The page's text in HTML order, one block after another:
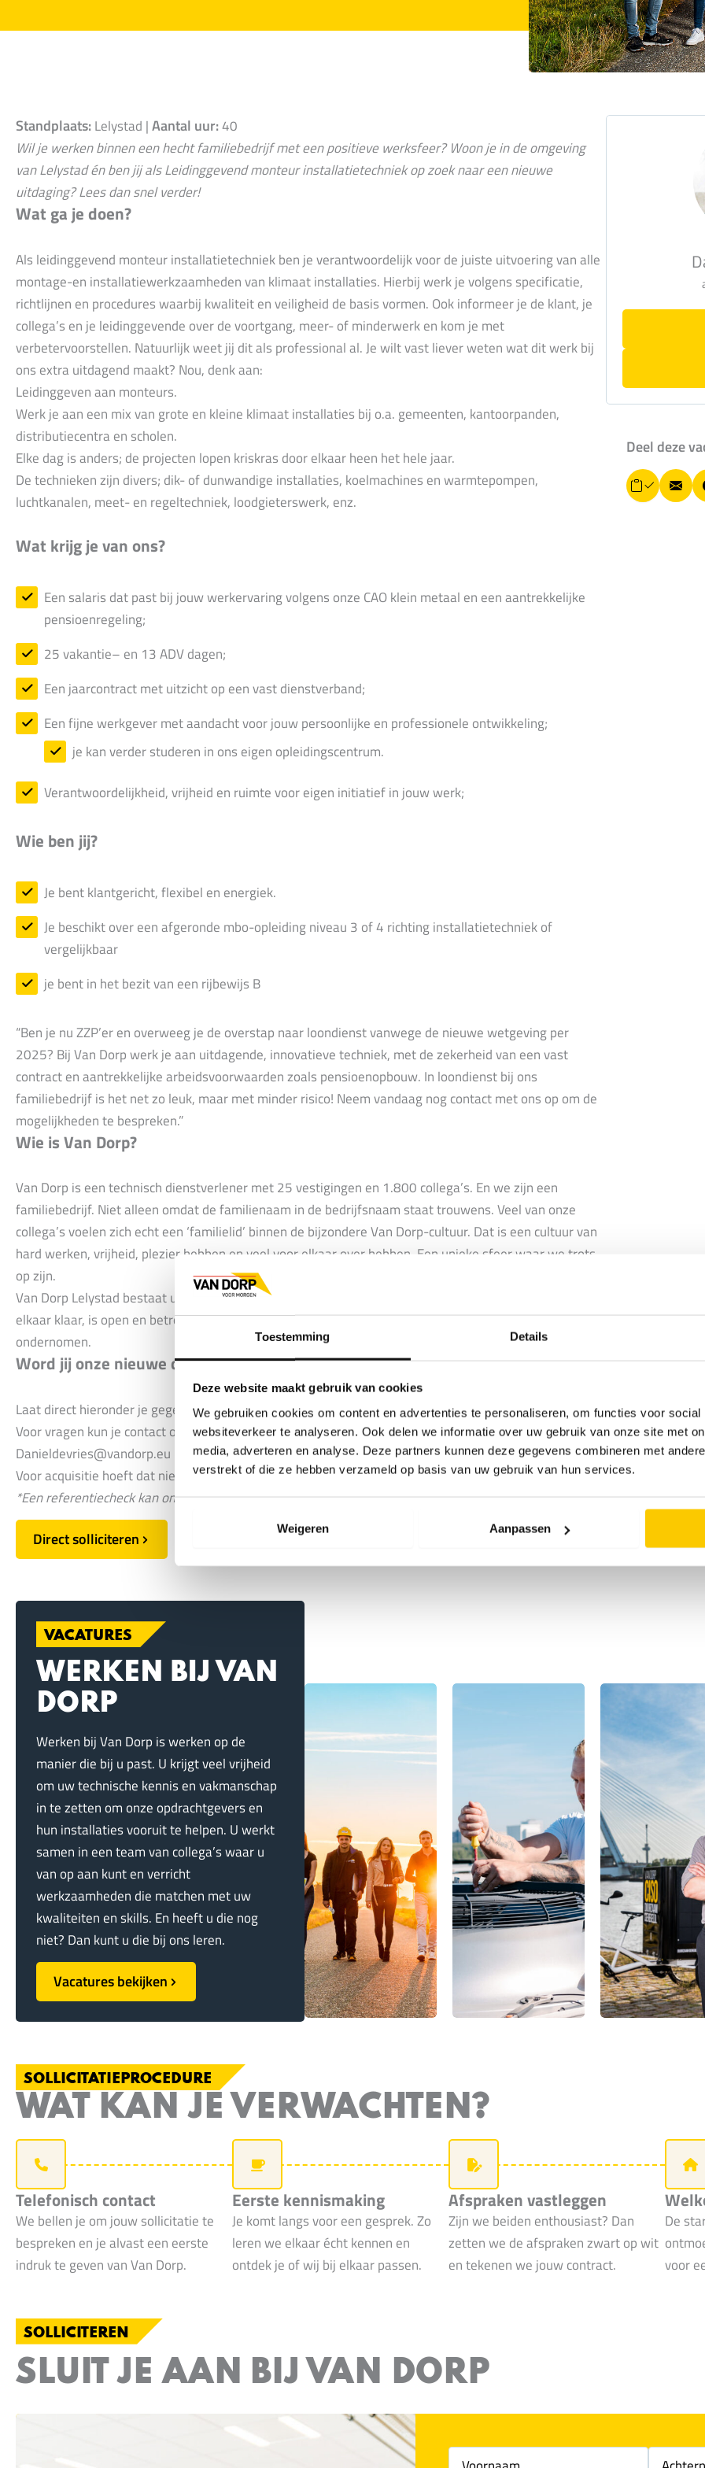
Toestemming Details
Deze website maakt gebruik van cookies
We gebruiken cookies om content en advertenties te personaliseren, om functies voor
websiteverkeer te analyseren. Ook delen we informatie over uw gebruik van onze site met
media, adverteren en analyse. Deze partners kunnen deze gegevens combineren met
verstrekt of die ze hebben verzameld op basis van uw gebruik van hun services.
Weigeren Aanpassen
Standplaats:Lelystad |Aantal uur:40
Wil je werken binnen een hecht familiebedrijf met een positieve werksfeer? Woon je in de omgeving
van Lelystad én ben jij als Leidinggevend monteur installatietechniek op zoek naar een nieuwe
uitdaging? Lees dan snel verder!
Wat ga je doen?
Als leidinggevend monteur installatietechniek ben je verantwoordelijk voor de juiste uitvoering van alle
montage-en installatiewerkzaamheden van klimaat installaties. Hierbij werk je volgens specificatie,
richtlijnen en procedures waarbij kwaliteit en veiligheid de basis vormen. Ook informeer je de klant, je
collega’s en je leidinggevende over de voortgang, meer- of minderwerk en kom je met
verbetervoorstellen. Natuurlijk weet jij dit als professional al. Je wilt vast liever weten wat dit werk bij
ons extra uitdagend maakt? Nou, denk aan:
Leidinggeven aan monteurs.
Werk je aan een mix van grote en kleine klimaat installaties bij o.a. gemeenten, kantoorpanden,
distributiecentra en scholen.
Elke dag is anders; de projecten lopen kriskras door elkaar heen het hele jaar.
De technieken zijn divers; dik- of dunwandige installaties, koelmachines en warmtepompen,
luchtkanalen, meet- en regeltechniek, loodgieterswerk, enz.
Wat krijg je van ons?
Een salaris dat past bij jouw werkervaring volgens onze CAO klein metaal en een aantrekkelijke
pensioenregeling;
25 vakantie– en 13 ADV dagen;
Een jaarcontract met uitzicht op een vast dienstverband;
Een fijne werkgever met aandacht voor jouw persoonlijke en professionele ontwikkeling;
je kan verder studeren in ons eigen opleidingscentrum.
Verantwoordelijkheid, vrijheid en ruimte voor eigen initiatief in jouw werk;
Wie ben jij?
Je bent klantgericht, flexibel en energiek.
Je beschikt over een afgeronde mbo-opleiding niveau 3 of 4 richting installatietechniek of
vergelijkbaar
je bent in het bezit van een rijbewijs B
“Ben je nu ZZP’er en overweeg je de overstap naar loondienst vanwege de nieuwe wetgeving per
2025? Bij Van Dorp werk je aan uitdagende, innovatieve techniek, met de zekerheid van een vast
contract en aantrekkelijke arbeidsvoorwaarden zoals pensioenopbouw. In loondienst bij ons
familiebedrijf is het net zo leuk, maar met minder risico! Neem vandaag nog contact met ons op om de
mogelijkheden te bespreken.”
Wie is Van Dorp?
Van Dorp is een technisch dienstverlener met 25 vestigingen en 1.800 collega’s. En we zijn een
familiebedrijf. Niet alleen omdat de familienaam in de bedrijfsnaam staat trouwens. Veel van onze
collega’s voelen zich echt een ‘familielid’ binnen de bijzondere Van Dorp-cultuur. Dat is een cultuur van
hard werken, vrijheid, plezier hebben en veel voor elkaar over hebben. Een unieke sfeer waar we trots
op zijn.
Van Dorp Lelystad bestaat uit circa 35 collega’s en is een klein en hecht team. Het team staat voor
elkaar klaar, is open en betrokken. Na werktijd worden er verschillende activiteiten met elkaar
ondernomen.
Word jij onze nieuwe dorpsgenoot?
Laat direct hieronder je gegevens achter.
Voor vragen kun je contact opnemen met Daniël de Vries via 06-12 17 48 44 of
Danieldevries@vandorp.eu
Voor acquisitie hoeft dat niet, ook al vertrouwen we uiteraard op alle goede bedoelingen.
*Een referentiecheck kan onderdeel uitmaken van de selectieprocedure.
Direct solliciteren
Deel deze
L
i
E
VACATURES
WERKEN BIJ VAN
DORP
Werken bij Van Dorp is werken op de
manier die bij u past. U krijgt veel vrijheid
om uw technische kennis en vakmanschap
in te zetten om onze opdrachtgevers en
hun installaties vooruit te helpen. U werkt
samen in een team van collega’s waar u
van op aan kunt en verricht
werkzaamheden die matchen met uw
kwaliteiten en skills. En heeft u die nog
niet? Dan kunt u die bij ons leren.
Vacatures bekijken
SOLLICITATIEPROCEDURE
WAT KAN JE VERWACHTEN?
Telefonisch contact
We bellen je om jouw sollicitatie te
bespreken en je alvast een eerste
indruk te geven van Van Dorp.
Eerste kennismaking
Je komt langs voor een gesprek. Zo
leren we elkaar écht kennen en
ontdek je of wij bij elkaar passen.
Afspraken vastleggen
Zijn we beiden enthousiast? Dan
zetten we de afspraken zwart op wit
en tekenen we jouw contract.
De
voor
SOLLICITEREN
SLUIT JE AAN BIJ VAN DORP